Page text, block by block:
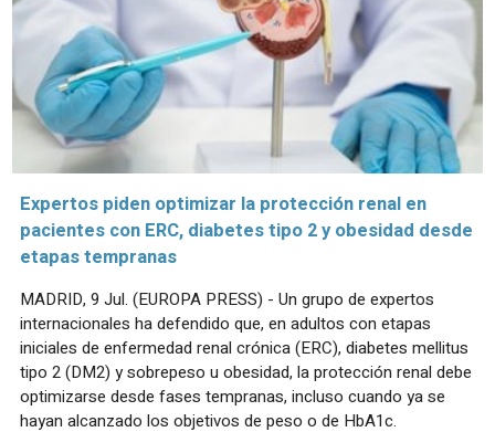
Expertos piden optimizar la protección renal en
pacientes con ERC, diabetes tipo 2 y obesidad desde
etapas tempranas
MADRID, 9 Jul. (EUROPA PRESS) - Un grupo de expertos
internacionales ha defendido que, en adultos con etapas
iniciales de enfermedad renal crónica (ERC), diabetes mellitus
tipo 2 (DM2) y sobrepeso u obesidad, la protección renal debe
optimizarse desde fases tempranas, incluso cuando ya se
hayan alcanzado los objetivos de peso o de HbA1c.